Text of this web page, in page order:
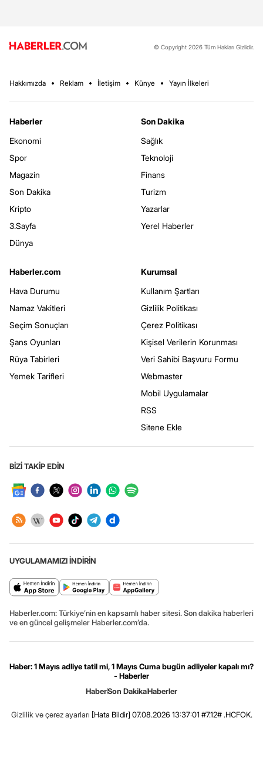
© Copyright 2026 Tüm Hakları Gizlidir.
Hakkımızda Reklam İletişim Künye Yayın İlkeleri
Haberler
Ekonomi
Spor
Magazin
Son Dakika
Kripto
3.Sayfa
Dünya
Son Dakika
Sağlık
Teknoloji
Finans
Turizm
Yazarlar
Yerel Haberler
Haberler.com
Hava Durumu
Namaz Vakitleri
Seçim Sonuçları
Şans Oyunları
Rüya Tabirleri
Yemek Tarifleri
Kurumsal
Kullanım Şartları
Gizlilik Politikası
Çerez Politikası
Kişisel Verilerin Korunması
Veri Sahibi Başvuru Formu
Webmaster
Mobil Uygulamalar
RSS
Sitene Ekle
BİZİ TAKİP EDİN
UYGULAMAMIZI İNDİRİN
Haberler.com: Türkiye’nin en kapsamlı haber sitesi. Son dakika haberleri
ve en güncel gelişmeler Haberler.com’da.
Haber: 1 Mayıs adliye tatil mi, 1 Mayıs Cuma bugün adliyeler kapalı mı?
- Haberler
HaberSon DakikaHaberler
Gizlilik ve çerez ayarları [Hata Bildir] 07.08.2026 13:37:01 #7.12# .HCFOK.